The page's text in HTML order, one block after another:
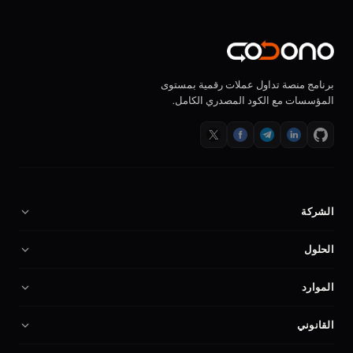
برنامج منصة تداول عملات رقمية بمستوى
المؤسسات مع الكود المصدري الكامل.
الشركة
من نحن
الشركاء
المقارنة
الحلول
برنامج منصة تداول العملات الرقمية
سكريبت منصة تداول
الموارد
التوثيق
القانوني